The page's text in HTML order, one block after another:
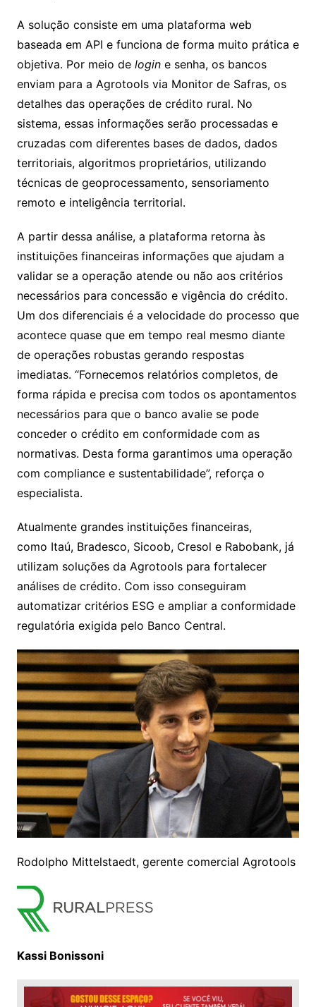
A solução consiste em uma plataforma web
baseada em API e funciona de forma muito prática e
objetiva. Por meio de logine senha, os bancos
enviam para a Agrotools via Monitor de Safras, os
detalhes das operações de crédito rural. No
sistema, essas informações serão processadas e
cruzadas com diferentes bases de dados, dados
territoriais, algoritmos proprietários, utilizando
técnicas de geoprocessamento, sensoriamento
remoto e inteligência territorial.
A partir dessa análise, a plataforma retorna às
instituições financeiras informações que ajudam a
validar se a operação atende ou não aos critérios
necessários para concessão e vigência do crédito.
Um dos diferenciais é a velocidade do processo que
acontece quase que em tempo real mesmo diante
de operações robustas gerando respostas
imediatas. “Fornecemos relatórios completos, de
forma rápida e precisa com todos os apontamentos
necessários para que o banco avalie se pode
conceder o crédito em conformidade com as
normativas. Desta forma garantimos uma operação
com compliance e sustentabilidade”, reforça o
especialista.
Atualmente grandes instituições financeiras,
como Itaú, Bradesco, Sicoob, Cresol e Rabobank, já
utilizam soluções da Agrotools para fortalecer
análises de crédito. Com isso conseguiram
automatizar critérios ESG e ampliar a conformidade
regulatória exigida pelo Banco Central.
Rodolpho Mittelstaedt, gerente comercial Agrotools
Kassi Bonissoni